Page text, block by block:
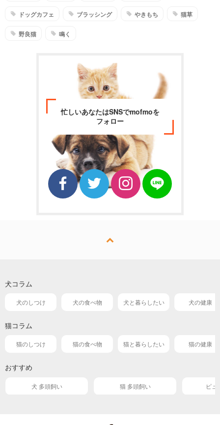
ドッグカフェ ブラッシング やきもち 猫草
野良猫 鳴く
忙しいあなたはSNSでmofmoを
フォロー
犬コラム
犬のしつけ 犬の食べ物 犬と暮らしたい 犬の健康
猫コラム
猫のしつけ 猫の食べ物 猫と暮らしたい 猫の健康
おすすめ
犬 多頭飼い 猫 多頭飼い ピュ